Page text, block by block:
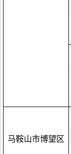
马鞍山市博望区